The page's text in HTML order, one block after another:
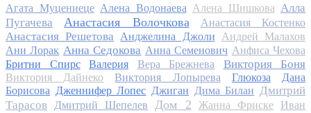
Агата Муцениеце Алена Водонаева Алена Шишкова Алла
Пугачева
Анастасия Волочкова Анастасия Костенко
Анастасия Решетова Анджелина Джоли
Андрей Малахов
Ани Лорак Анна Седокова Анна Семенович Анфиса Чехова
Бритни Спирс
Валерия Вера Брежнева Виктория Боня
Виктория Дайнеко Виктория Лопырева Глюкоза
Дана
Борисова Дженнифер Лопес Джиган Дима Билан
Дмитрий
Тарасов
Дмитрий Шепелев Дом 2 Жанна Фриске
Иван